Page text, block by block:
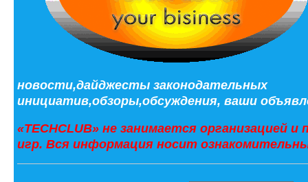
новости,дайджесты законодательных
инициатив,обзоры,обсуждения, ваши
«TECHCLUB» не занимается организацией
игр. Вся информация носит